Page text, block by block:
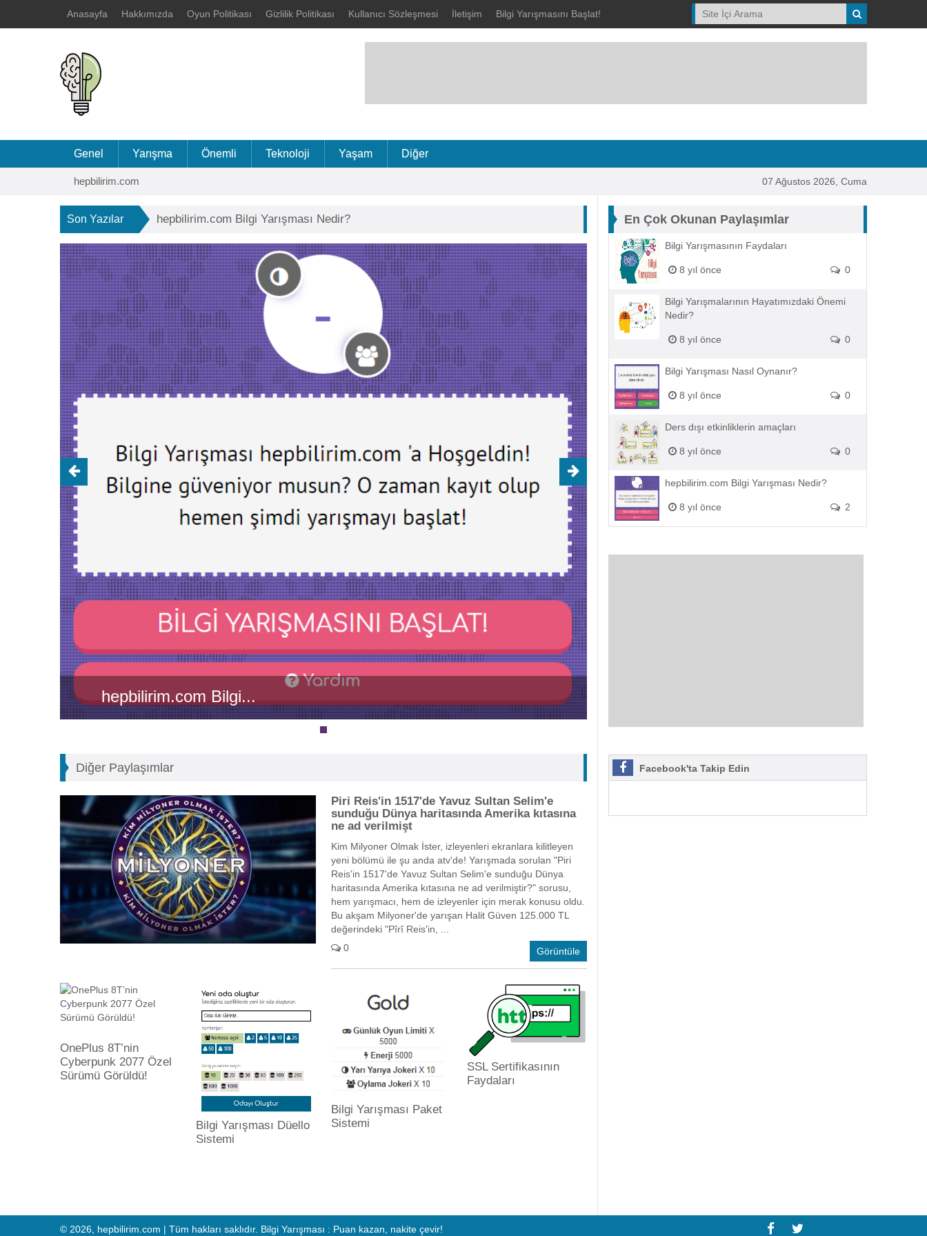
Anasayfa Hakkımızda Oyun Politikası Gizlilik Politikası Kullanıcı Sözleşmesi İletişim Bilgi Yarışmasını Başlat!
Genel Yarışma Önemli Teknoloji Yaşam Diğer
hepbilirim.com 07 Ağustos 2026, Cuma
Son Yazılar hepbilirim.com Bilgi Yarışması Nedir?
hepbilirim.com Bilgi...
Diğer Paylaşımlar
Piri Reis'in 1517'de Yavuz Sultan Selim'e
sunduğu Dünya haritasında Amerika kıtasına
ne ad verilmişt
Kim Milyoner Olmak İster, izleyenleri ekranlara kilitleyen
yeni bölümü ile şu anda atv'de! Yarışmada sorulan "Piri
Reis'in 1517'de Yavuz Sultan Selim'e sunduğu Dünya
haritasında Amerika kıtasına ne ad verilmiştir?" sorusu,
hem yarışmacı, hem de izleyenler için merak konusu oldu.
Bu akşam Milyoner'de yarışan Halit Güven 125.000 TL
değerindeki "Pîrî Reis'in, ...
0
Görüntüle
OnePlus 8T’nin
Cyberpunk 2077 Özel
Sürümü Görüldü!
Bilgi Yarışması Düello
Sistemi
Bilgi Yarışması Paket
Sistemi
SSL Sertifikasının
Faydaları
En Çok Okunan Paylaşımlar
Bilgi Yarışmasının Faydaları
8 yıl önce 0
Bilgi Yarışmalarının Hayatımızdaki Önemi
Nedir?
8 yıl önce 0
Bilgi Yarışması Nasıl Oynanır?
8 yıl önce 0
Ders dışı etkinliklerin amaçları
8 yıl önce 0
hepbilirim.com Bilgi Yarışması Nedir?
8 yıl önce 2
Facebook'ta Takip Edin
© 2026, hepbilirim.com | Tüm hakları saklıdır. Bilgi Yarışması : Puan kazan, nakite çevir!